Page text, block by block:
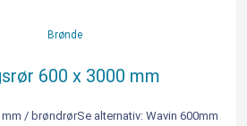
Brønde
600 x 3000 mm
/ brøndrørSe alternativ: Wavin 600mm